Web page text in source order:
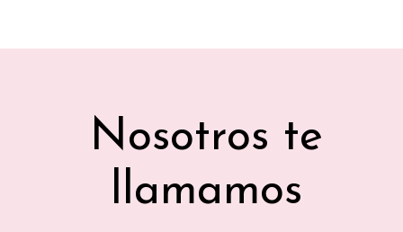
Nosotros te
llamamos